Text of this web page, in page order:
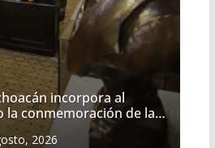
incorpora al
la conmemoración de la
Cóporo
2026